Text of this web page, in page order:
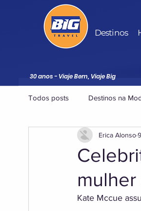
Destinos
30 anos - Viaje Bem, Viaje Big
Todos posts Destinos na
Erica Alonso
Kate Mccue